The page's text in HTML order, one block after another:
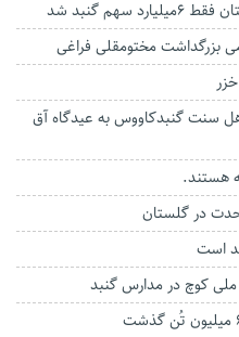
بزرگداشت مختومقلی فراغی
اهل سنت گنبدکاووس به عیدگاه آق
هستند.
کوچ در مدارس گنبد